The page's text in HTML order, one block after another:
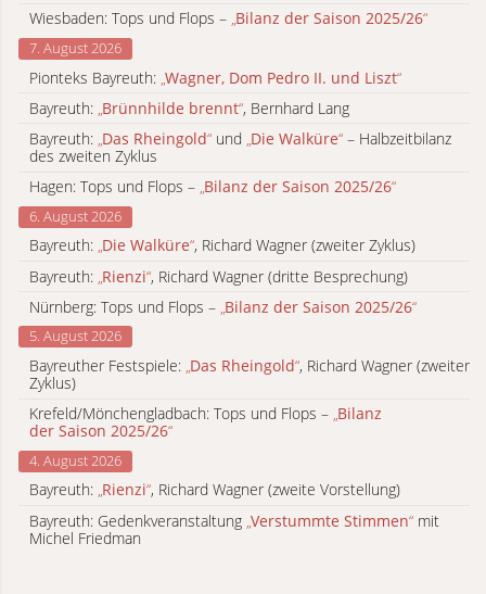
Wiesbaden: Tops und Flops – „Bilanz der Saison 2025/26“
7. August 2026
Pionteks Bayreuth: „Wagner, Dom Pedro II. und Liszt“
Bayreuth: „Brünnhilde brennt“, Bernhard Lang
Bayreuth: „Das Rheingold“ und „Die Walküre“ – Halbzeitbilanz
des zweiten Zyklus
Hagen: Tops und Flops – „Bilanz der Saison 2025/26“
6. August 2026
Bayreuth: „Die Walküre“, Richard Wagner (zweiter Zyklus)
Bayreuth: Rienzi“, Richard Wagner (dritte Besprechung)
Nürnberg: Tops und Flops – Bilanz der Saison 2025/26“
5. August 2026
Bayreuther Festspiele: „Das Rheingold“, Richard Wagner (zweiter
Zyklus)
Krefeld/Mönchengladbach: Tops und Flops – „Bilanz
der Saison 2025/26“
4. August 2026
Bayreuth: „Rienzi“, Richard Wagner (zweite Vorstellung)
Bayreuth: Gedenkveranstaltung „Verstummte Stimmen“ mit
Michel Friedman